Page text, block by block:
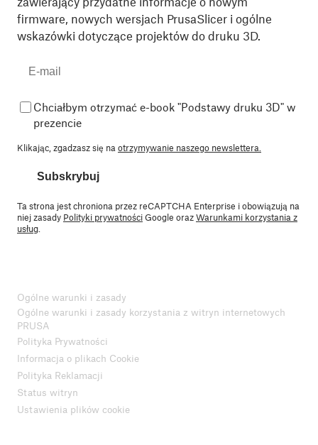
firmware, nowych wersjach PrusaSlicer i ogólne
wskazówki dotyczące projektów do druku 3D.
Chciałbym otrzymać e-book "Podstawy druku 3D" w
prezencie
Klikając, zgadzasz się naotrzymywanie naszego newslettera.
Subskrybuj
Ta strona jest chroniona przez reCAPTCHA Enterprise i obowiązują na
niej zasady Polityki prywatnościGoogle orazWarunkami korzystania z
usług.
Ogólne warunki i zasady
Ogólne warunki i zasady korzystania z witryn internetowych
PRUSA
Polityka Prywatności
Informacja o plikach Cookie
Polityka Reklamacji
Status witryn
Ustawienia plików cookie